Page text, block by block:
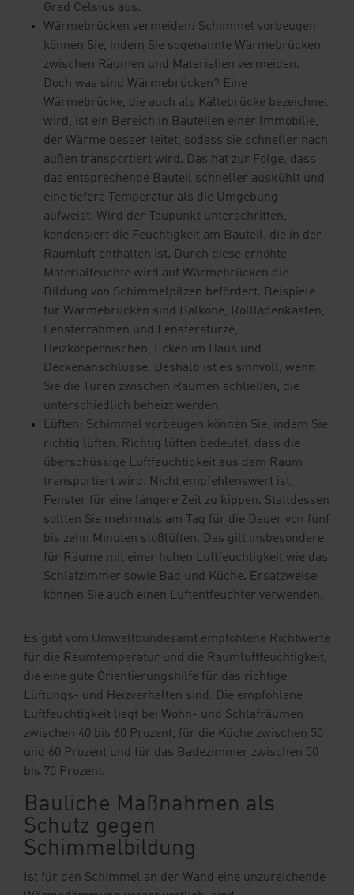
Grad Celsius aus.
Wärmebrücken vermeiden: Schimmel vorbeugen
können Sie, indem Sie sogenannte Wärmebrücken
zwischen Räumen und Materialien vermeiden.
Doch was sind Wärmebrücken? Eine
Wärmebrücke, die auch als Kältebrücke bezeichnet
wird, ist ein Bereich in Bauteilen einer Immobilie,
der Wärme besser leitet, sodass sie schneller nach
außen transportiert wird. Das hat zur Folge, dass
das entsprechende Bauteil schneller auskühlt und
eine tiefere Temperatur als die Umgebung
aufweist. Wird der Taupunkt unterschritten,
kondensiert die Feuchtigkeit am Bauteil, die in der
Raumluft enthalten ist. Durch diese erhöhte
Materialfeuchte wird auf Wärmebrücken die
Bildung von Schimmelpilzen befördert. Beispiele
für Wärmebrücken sind Balkone, Rollladenkästen,
Fensterrahmen und Fensterstürze,
Heizkörpernischen, Ecken im Haus und
Deckenanschlüsse. Deshalb ist es sinnvoll, wenn
Sie die Türen zwischen Räumen schließen, die
unterschiedlich beheizt werden.
Lüften: Schimmel vorbeugen können Sie, indem Sie
richtig lüften. Richtig lüften bedeutet, dass die
überschüssige Luftfeuchtigkeit aus dem Raum
transportiert wird. Nicht empfehlenswert ist,
Fenster für eine längere Zeit zu kippen. Stattdessen
sollten Sie mehrmals am Tag für die Dauer von fünf
bis zehn Minuten stoßlüften. Das gilt insbesondere
für Räume mit einer hohen Luftfeuchtigkeit wie das
Schlafzimmer sowie Bad und Küche. Ersatzweise
können Sie auch einen Luftentfeuchter verwenden.
Es gibt vom Umweltbundesamt empfohlene Richtwerte
für die Raumtemperatur und die Raumluftfeuchtigkeit,
die eine gute Orientierungshilfe für das richtige
Lüftungs- und Heizverhalten sind. Die empfohlene
Luftfeuchtigkeit liegt bei Wohn- und Schlafräumen
zwischen 40 bis 60 Prozent, für die Küche zwischen 50
und 60 Prozent und für das Badezimmer zwischen 50
bis 70 Prozent.
Bauliche Maßnahmen als
Schutz gegen
Schimmelbildung
Ist für den Schimmel an der Wand eine unzureichende